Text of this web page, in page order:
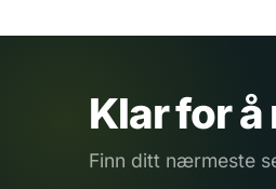
Klar for å
Finn ditt nærmeste